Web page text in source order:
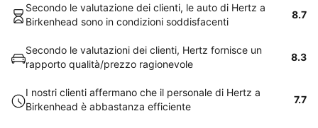
Secondo le valutazione dei clienti, le auto di Hertz a
Birkenhead sono in condizioni soddisfacenti
8.7
Secondo le valutazioni dei clienti, Hertz fornisce un
rapporto qualità/prezzo ragionevole
8.3
I nostri clienti affermano che il personale di Hertz a
Birkenhead è abbastanza efficiente
7.7